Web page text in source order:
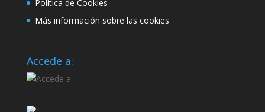
Política de Cookies
Más información sobre las cookies
Accede a: